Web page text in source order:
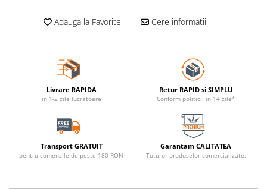
Adauga la Favorite Cere informatii
Livrare RAPIDA
in 1-2 zile lucratoare
Retur RAPID si SIMPLU
Conform politicii in 14 zile*
Transport GRATUIT
pentru comenzile de peste 180 RON
Garantam CALITATEA
Tuturor produselor comercializate.